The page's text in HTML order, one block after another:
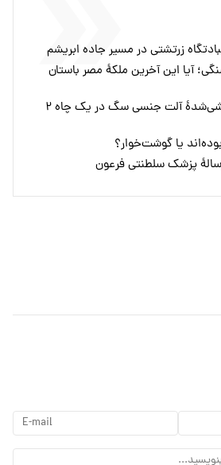
زرتشتی در مسیر جاده ابریشم
آیا این آخرین ملکۀ مصر باستان
کشف استخوان نقاشی‌شدۀ آلت جنسی سگ در یک چاه ۲
یا گوشت‌خوار؟